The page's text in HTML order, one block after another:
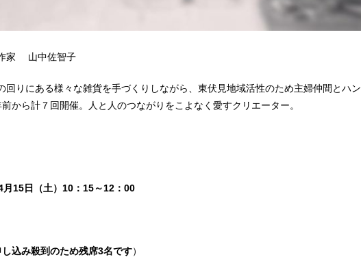
作家 山中佐智子
回りにある様々な雑貨を手づくりしながら、東伏見地域活性のため主婦仲間とハン
から計７回開催。人と人のつながりをこよなく愛すクリエーター。
月15日（土）10：15～12：00
し込み殺到のため残席3名です）